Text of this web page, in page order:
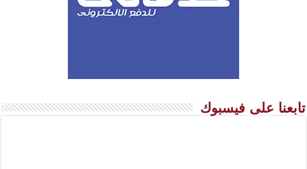
تابعنا على فيسبوك